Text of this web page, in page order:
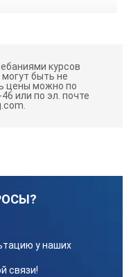
Константа».
курсов
быть не
цены можно по
или по эл. почте
у наших
связи!